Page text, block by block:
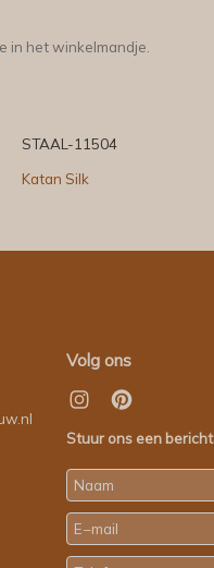
in het winkelmandje.
STAAL-11504
Katan Silk
Volg ons
Stuur ons een bericht